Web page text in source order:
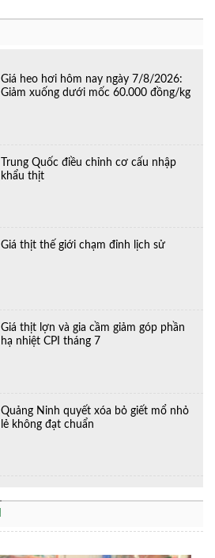
Giá heo hơi hôm nay ngày 7/8/2026:
Giảm xuống dưới mốc 60.000 đồng/kg
Trung Quốc điều chỉnh cơ cấu nhập
khẩu thịt
Giá thịt thế giới chạm đỉnh lịch sử
Giá thịt lợn và gia cầm giảm góp phần
hạ nhiệt CPI tháng 7
Quảng Ninh quyết xóa bỏ giết mổ nhỏ
lẻ không đạt chuẩn